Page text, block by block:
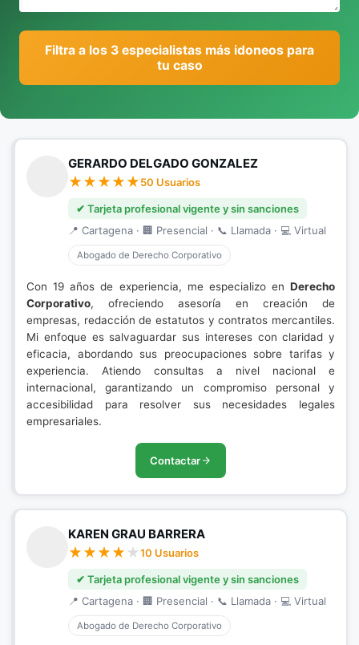
Filtra a los 3 especialistas más idoneos para
tu caso
GERARDO DELGADO GONZALEZ
50 Usuarios
✔ Tarjeta profesional vigente y sin sanciones
📍 Cartagena · 🏢 Presencial · 📞 Llamada · 💻 Virtual
Abogado de Derecho Corporativo
Con 19 años de experiencia, me especializo en Derecho
Corporativo, ofreciendo asesoría en creación de
empresas, redacción de estatutos y contratos mercantiles.
Mi enfoque es salvaguardar sus intereses con claridad y
eficacia, abordando sus preocupaciones sobre tarifas y
experiencia. Atiendo consultas a nivel nacional e
internacional, garantizando un compromiso personal y
accesibilidad para resolver sus necesidades legales
empresariales.
Contactar
KAREN GRAU BARRERA
10 Usuarios
✔ Tarjeta profesional vigente y sin sanciones
📍 Cartagena · 🏢 Presencial · 📞 Llamada · 💻 Virtual
Abogado de Derecho Corporativo